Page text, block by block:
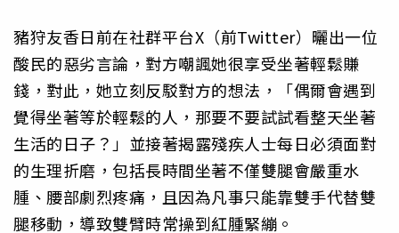
豬狩友香日前在社群平台X（前Twitter）曬出一位
酸民的惡劣言論，對方嘲諷她很享受坐著輕鬆賺
錢，對此，她立刻反駁對方的想法，「偶爾會遇到
覺得坐著等於輕鬆的人，那要不要試試看整天坐著
生活的日子？」並接著揭露殘疾人士每日必須面對
的生理折磨，包括長時間坐著不僅雙腿會嚴重水
腫、腰部劇烈疼痛，且因為凡事只能靠雙手代替雙
腿移動，導致雙臂時常操到紅腫緊繃。